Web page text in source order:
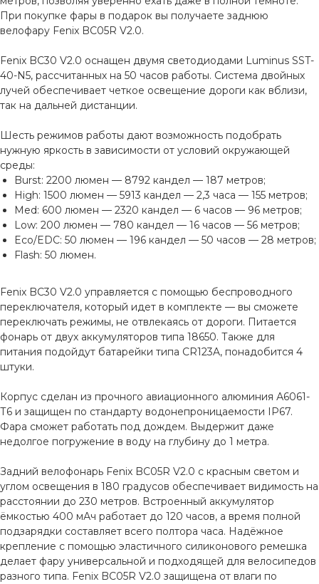
При покупке фары в подарок вы получаете заднюю
велофару Fenix BC05R V2.0.
Fenix BC30 V2.0 оснащен двумя светодиодами Luminus SST-
40-N5, рассчитанных на 50 часов работы. Система двойных
лучей обеспечивает четкое освещение дороги как вблизи,
так на дальней дистанции.
Шесть режимов работы дают возможность подобрать
нужную яркость в зависимости от условий окружающей
среды:
Burst: 2200 люмен — 8792 кандел — 187 метров;
High: 1500 люмен — 5913 кандел — 2,3 часа — 155 метров;
Med: 600 люмен — 2320 кандел — 6 часов — 96 метров;
Low: 200 люмен — 780 кандел — 16 часов — 56 метров;
Eco/EDC: 50 люмен — 196 кандел — 50 часов — 28 метров;
Flash: 50 люмен.
Fenix BC30 V2.0 управляется с помощью беспроводного
переключателя, который идет в комплекте — вы сможете
переключать режимы, не отвлекаясь от дороги. Питается
фонарь от двух аккумуляторов типа 18650. Также для
питания подойдут батарейки типа CR123A, понадобится 4
штуки.
Корпус сделан из прочного авиационного алюминия А6061-
Т6 и защищен по стандарту водонепроницаемости IP67.
Фара сможет работать под дождем. Выдержит даже
недолгое погружение в воду на глубину до 1 метра.
Задний велофонарь Fenix BC05R V2.0 с красным светом и
углом освещения в 180 градусов обеспечивает видимость на
расстоянии до 230 метров. Встроенный аккумулятор
ёмкостью 400 мАч работает до 120 часов, а время полной
подзарядки составляет всего полтора часа. Надёжное
крепление с помощью эластичного силиконового ремешка
делает фару универсальной и подходящей для велосипедов
разного типа. Fenix BC05R V2.0 защищена от влаги по